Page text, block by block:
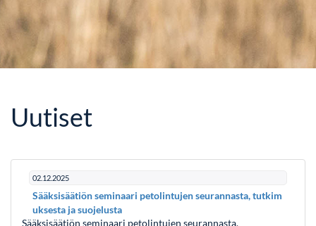
Uutiset
02.12.2025
Sääksisäätiön seminaari petolintujen seurannasta, tutkim
uksesta ja suojelusta
Sääksisäätiön seminaari petolintujen seurannasta,